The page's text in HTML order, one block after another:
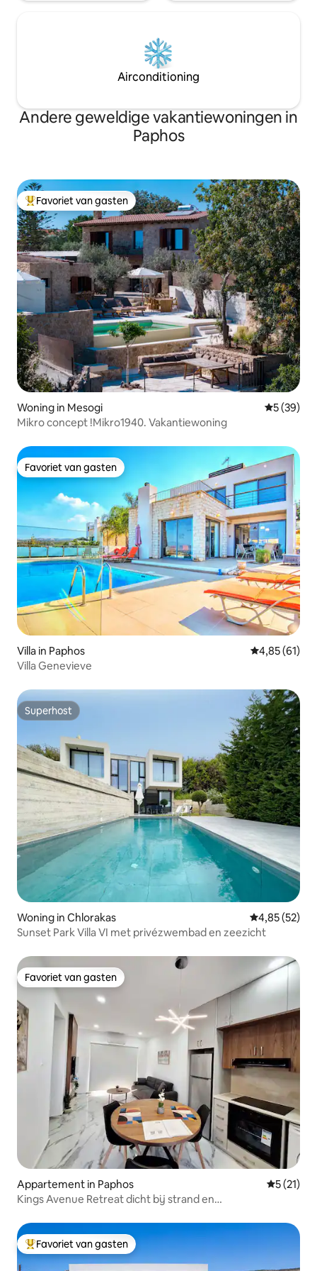
Airconditioning
Andere geweldige vakantiewoningen in
Paphos
Topfavoriet van gasten
Favoriet van gasten
Woning in Mesogi
5 (39)
Mikro concept !Mikro1940. Vakantiewoning
Favoriet van gasten
Favoriet van gasten
Villa in Paphos Gemiddelde
4,85 (61)
Villa Genevieve
Superhost
Superhost
Woning in Chlorakas Gemiddelde
4,85 (52)
Sunset Park Villa VI met privézwembad en zeezicht
Favoriet van gasten
Favoriet van gasten
Appartement in Paphos
5 (21)
Kings Avenue Retreat dicht bij strand en
Topfavoriet van gasten
Favoriet van gasten